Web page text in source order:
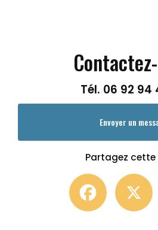
Tél. 06 92 94
Envoyer un
Partagez cette
Facebook